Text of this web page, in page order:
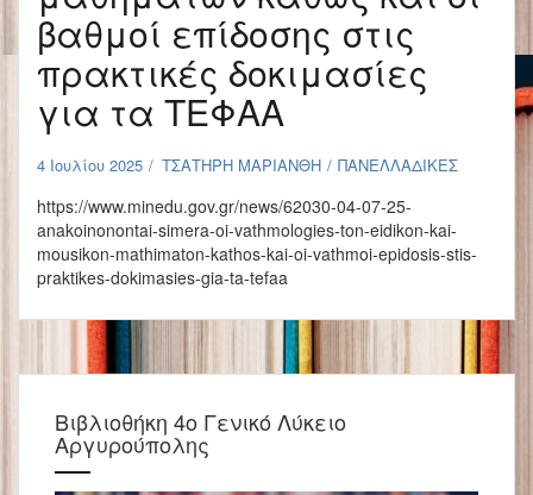
βαθμοί επίδοσης στις
πρακτικές δοκιμασίες
για τα ΤΕΦΑΑ
4 Ιουλίου 2025 ΤΣΑΤΗΡΗ ΜΑΡΙΑΝΘΗ ΠΑΝΕΛΛΑΔΙΚΕΣ
https://www.minedu.gov.gr/news/62030-04-07-25-
anakoinonontai-simera-oi-vathmologies-ton-eidikon-kai-
mousikon-mathimaton-kathos-kai-oi-vathmoi-epidosis-stis-
praktikes-dokimasies-gia-ta-tefaa
Βιβλιοθήκη 4ο Γενικό Λύκειο
Αργυρούπολης